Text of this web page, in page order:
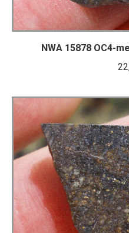
NWA 15878 OC4-